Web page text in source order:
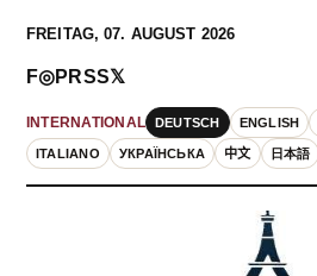
FREITAG, 07. AUGUST 2026
INTERNATIONAL DEUTSCH ENGLISH
ITALIANO УКРАЇНСЬКА 中文 日本語
F◎PRSS𝕏